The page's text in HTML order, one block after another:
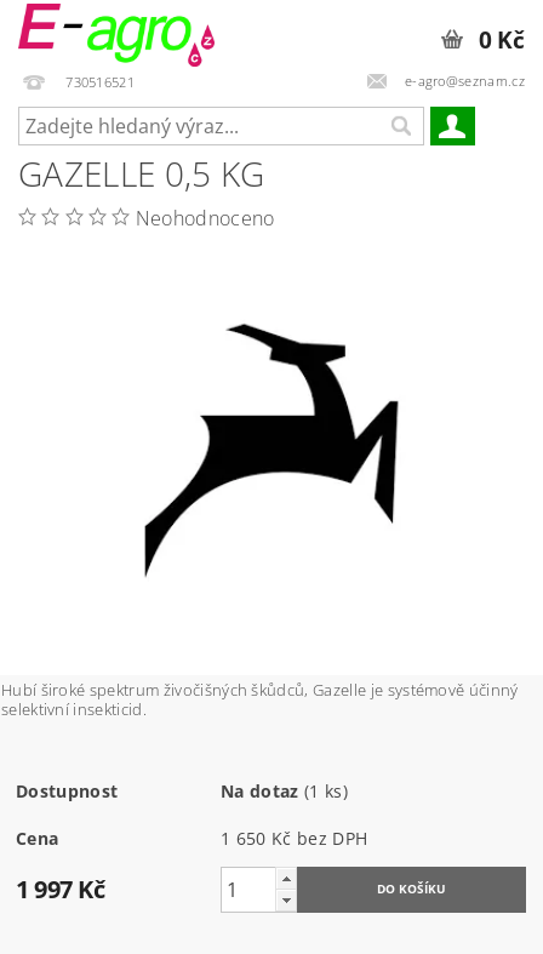
730516521 e-agro@seznam.cz
0 Kč
GAZELLE 0,5 KG
Neohodnoceno
Hubí široké spektrum živočišných škůdců, Gazelle je systémově účinný
selektivní insekticid.
Dostupnost Na dotaz (1 ks)
Cena 1 650 Kč bez DPH
1 997 Kč